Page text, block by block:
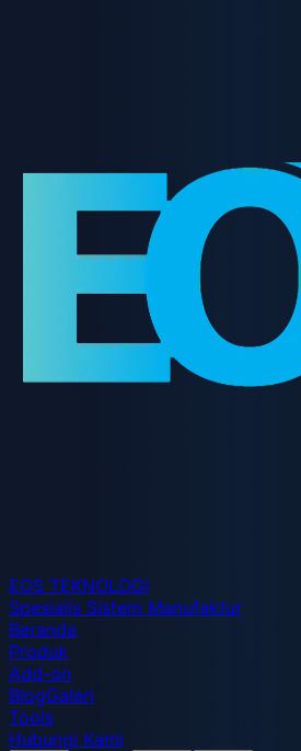
EOS TEKNOLOGI
Spesialis Sistem Manufaktur
Beranda
Produk
Add-on
BlogGaleri
Tools
Hubungi Kami